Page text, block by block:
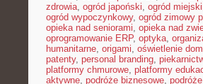
zdrowia, ogród japoński, ogród miejski
ogród wypoczynkowy, ogród zimowy
opieka nad seniorami, opieka nad
oprogramowanie ERP, optyka,
humanitarne, origami, oświetlenie
patenty, personal branding,
platformy chmurowe, platformy
aktywne, podróże biznesowe,